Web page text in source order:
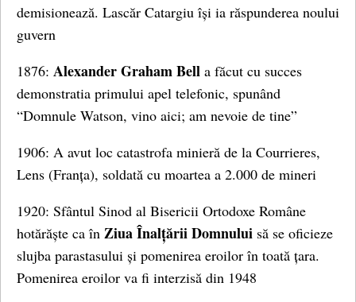
demisionează. Lascăr Catargiu își ia răspunderea noului
guvern
1876: Alexander Graham Bell a făcut cu succes
demonstratia primului apel telefonic, spunând
“Domnule Watson, vino aici; am nevoie de tine”
1906: A avut loc catastrofa minieră de la Courrieres,
Lens (Franța), soldată cu moartea a 2.000 de mineri
1920: Sfântul Sinod al Bisericii Ortodoxe Române
hotărăște ca în Ziua Înalțării Domnului să se oficieze
slujba parastasului și pomenirea eroilor în toată țara.
Pomenirea eroilor va fi interzisă din 1948